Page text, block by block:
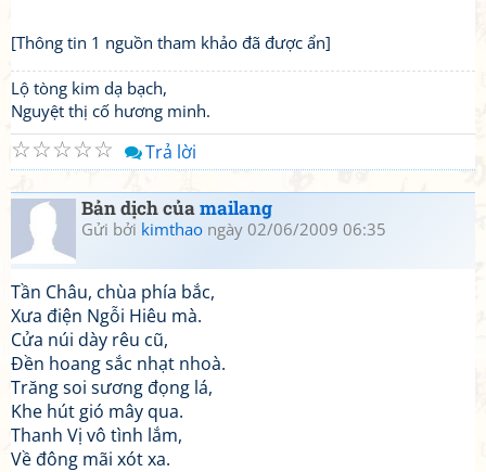
[Thông tin 1 nguồn tham khảo đã được ẩn]
Lộ tòng kim dạ bạch,
Nguyệt thị cố hương minh.
☆
☆
☆
☆
☆ Trả lời
Bản dịch củamailang
Gửi bởi kimthao ngày 02/06/2009 06:35
Tần Châu, chùa phía bắc,
Xưa điện Ngỗi Hiêu mà.
Cửa núi dày rêu cũ,
Đền hoang sắc nhạt nhoà.
Trăng soi sương đọng lá,
Khe hút gió mây qua.
Thanh Vị vô tình lắm,
Về đông mãi xót xa.